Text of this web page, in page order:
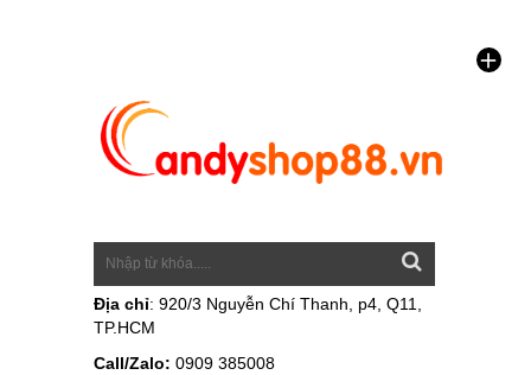
Địa chỉ: 920/3 Nguyễn Chí Thanh, p4, Q11,
TP.HCM
Call/Zalo: 0909 385008